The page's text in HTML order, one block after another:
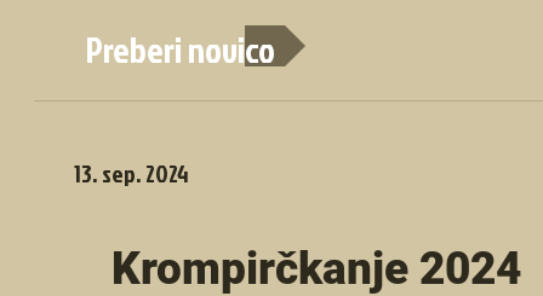
Preberi novico
13. sep. 2024
Krompirčkanje 2024